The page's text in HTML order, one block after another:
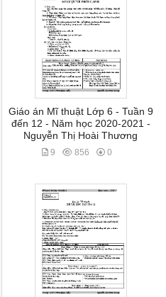
Giáo án Mĩ thuật Lớp 6 - Tuần 9
đến 12 - Năm học 2020-2021 -
Nguyễn Thị Hoài Thương
9 856 0